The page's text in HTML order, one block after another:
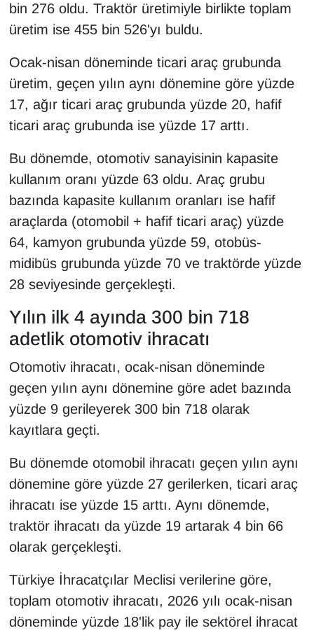
bin 276 oldu. Traktör üretimiyle birlikte toplam
üretim ise 455 bin 526'yı buldu.
Ocak-nisan döneminde ticari araç grubunda
üretim, geçen yılın aynı dönemine göre yüzde
17, ağır ticari araç grubunda yüzde 20, hafif
ticari araç grubunda ise yüzde 17 arttı.
Bu dönemde, otomotiv sanayisinin kapasite
kullanım oranı yüzde 63 oldu. Araç grubu
bazında kapasite kullanım oranları ise hafif
araçlarda (otomobil + hafif ticari araç) yüzde
64, kamyon grubunda yüzde 59, otobüs-
midibüs grubunda yüzde 70 ve traktörde yüzde
28 seviyesinde gerçekleşti.
Yılın ilk 4 ayında 300 bin 718
adetlik otomotiv ihracatı
Otomotiv ihracatı, ocak-nisan döneminde
geçen yılın aynı dönemine göre adet bazında
yüzde 9 gerileyerek 300 bin 718 olarak
kayıtlara geçti.
Bu dönemde otomobil ihracatı geçen yılın aynı
dönemine göre yüzde 27 gerilerken, ticari araç
ihracatı ise yüzde 15 arttı. Aynı dönemde,
traktör ihracatı da yüzde 19 artarak 4 bin 66
olarak gerçekleşti.
Türkiye İhracatçılar Meclisi verilerine göre,
toplam otomotiv ihracatı, 2026 yılı ocak-nisan
döneminde yüzde 18'lik pay ile sektörel ihracat
KURDÎ
MEDYA
ONE EKONOMİ
POLİTİKA
Resmi İlanlar
RÖPORTAJ
SAĞLIK
Sinema - TV
SİYASET
SPOR
TEBRİK
TEKNOLOJİ
Turizm
VAN'DA SPOR
Vasıta
YAŞAM